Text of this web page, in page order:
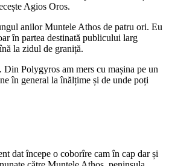
Agios Oros.
anilor Muntele Athos de patru ori. Eu
în partea destinată publicului larg
la zidul de graniță.
Polygyros am mers cu mașina pe un
în general la înălțime și de unde poți
dat începe o coborîre cam în cap dar și